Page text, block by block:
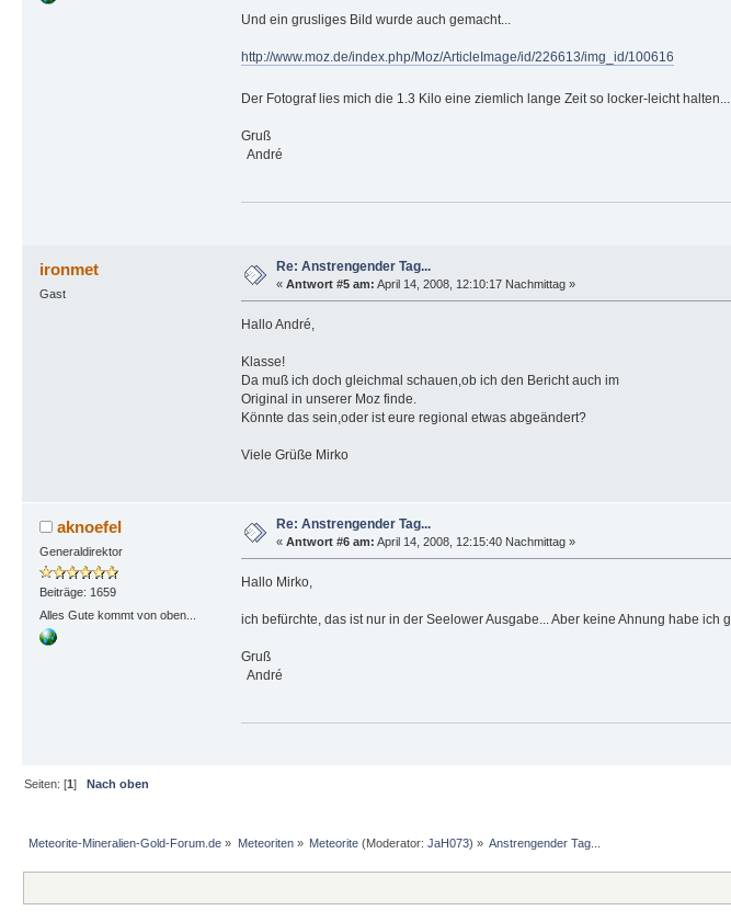
Und ein grusliges Bild wurde auch gemacht...
http://www.moz.de/index.php/Moz/ArticleImage/id/226613/img_id/100616
Der Fotograf lies mich die 1.3 Kilo eine ziemlich lange Zeit so locker-leicht halten...
Gruß
André
ironmet
Gast
Re: Anstrengender Tag...
« Antwort #5 am: April 14, 2008, 12:10:17 Nachmittag »
Hallo André,
Klasse!
Da muß ich doch gleichmal schauen,ob ich den Bericht auch im
Original in unserer Moz finde.
Könnte das sein,oder ist eure regional etwas abgeändert?
Viele Grüße Mirko
aknoefel
Generaldirektor
Beiträge: 1659
Alles Gute kommt von oben...
Re: Anstrengender Tag...
« Antwort #6 am: April 14, 2008, 12:15:40 Nachmittag »
Hallo Mirko,
ich befürchte, das ist nur in der Seelower Ausgabe... Aber keine Ahnung habe ich
Gruß
André
Seiten: [1]Nach oben
Meteorite-Mineralien-Gold-Forum.de » Meteoriten» Meteorite(Moderator: JaH073) » Anstrengender Tag...